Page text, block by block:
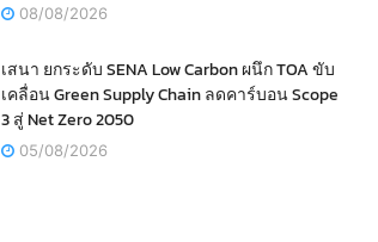
08/08/2026
เสนา ยกระดับ SENA Low Carbon ผนึก TOA ขับ
เคลื่อน Green Supply Chain ลดคาร์บอน Scope
3 สู่ Net Zero 2050
05/08/2026